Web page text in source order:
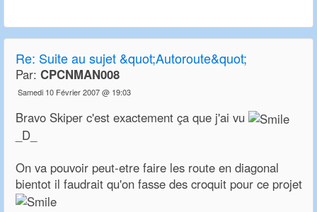
Re: Suite au sujet &quot;Autoroute&quot;
Par: CPCNMAN008
Samedi 10 Février 2007 @ 19:03
Bravo Skiper c'est exactement ça que j'ai vu
_D_
On va pouvoir peut-etre faire les route en diagonal
bientot il faudrait qu'on fasse des croquit pour ce projet